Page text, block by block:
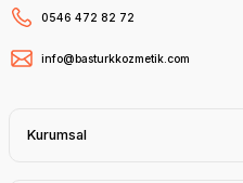
0546 472 82 72
info@basturkkozmetik.com
Kurumsal